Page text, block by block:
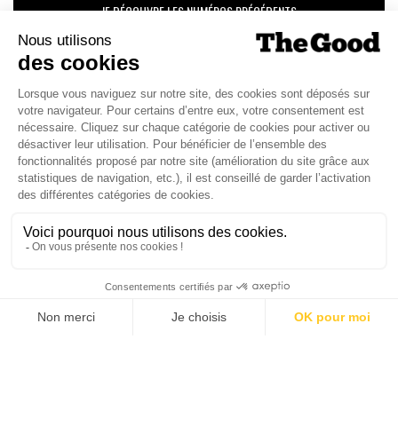
JE DÉCOUVRE LES NUMÉROS PRÉCÉDENTS
Je suis déjà abonné(e) :
version digitale
SUIVEZ-NOUS